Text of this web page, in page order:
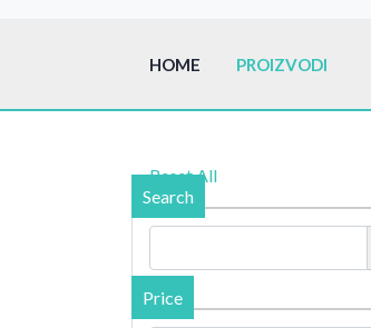
HOME PROIZVODI
Reset All
Search
Price